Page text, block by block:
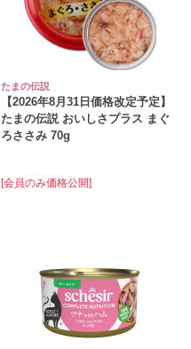
たまの伝説
【2026年8月31日価格改定予定】
たまの伝説 おいしさプラス まぐ
ろささみ 70g
[会員のみ価格公開]